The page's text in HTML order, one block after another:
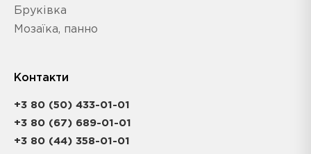
Бруківка
Мозаїка, панно
Контакти
+3 80 (50) 433-01-01
+3 80 (67) 689-01-01
+3 80 (44) 358-01-01